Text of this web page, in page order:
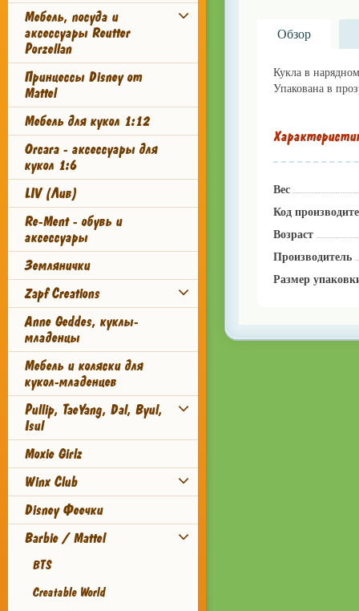
Мебель, посуда и
аксессуары Reutter
Porzellan
Принцессы Disney от
Mattel
Мебель для кукол 1:12
Orcara - аксессуары для
кукол 1:6
LIV (Лив)
Re-Ment - обувь и
аксессуары
Землянички
Zapf Creations
Anne Geddes, куклы-
младенцы
Мебель и коляски для
кукол-младенцев
Pullip, TaeYang, Dal, Byul,
Isul
Moxie Girlz
Winx Club
Disney Феечки
Barbie / Mattel
BTS
Creatable World
Обзор
Кукла в
Упакована в
Вес
Код
Возраст
Производитель
Размер